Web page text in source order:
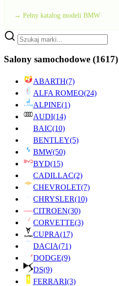
→ Pełny katalog modeli BMW
Salony samochodowe (1617)
ABARTH(7)
ALFA ROMEO(24)
ALPINE(1)
AUDI(14)
BAIC(10)
BENTLEY(5)
BMW(50)
BYD(15)
CADILLAC(2)
CHEVROLET(7)
CHRYSLER(10)
CITROEN(30)
CORVETTE(3)
CUPRA(17)
DACIA(71)
DODGE(9)
DS(9)
FERRARI(3)